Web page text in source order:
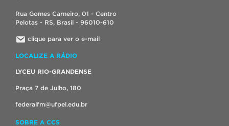
Rua Gomes Carneiro, 01 - Centro
Pelotas - RS, Brasil - 96010-610
clique para ver o e-mail
LOCALIZE A RÁDIO
LYCEU RIO-GRANDENSE
Praça 7 de Julho, 180
federalfm@ufpel.edu.br
SOBRE A CCS